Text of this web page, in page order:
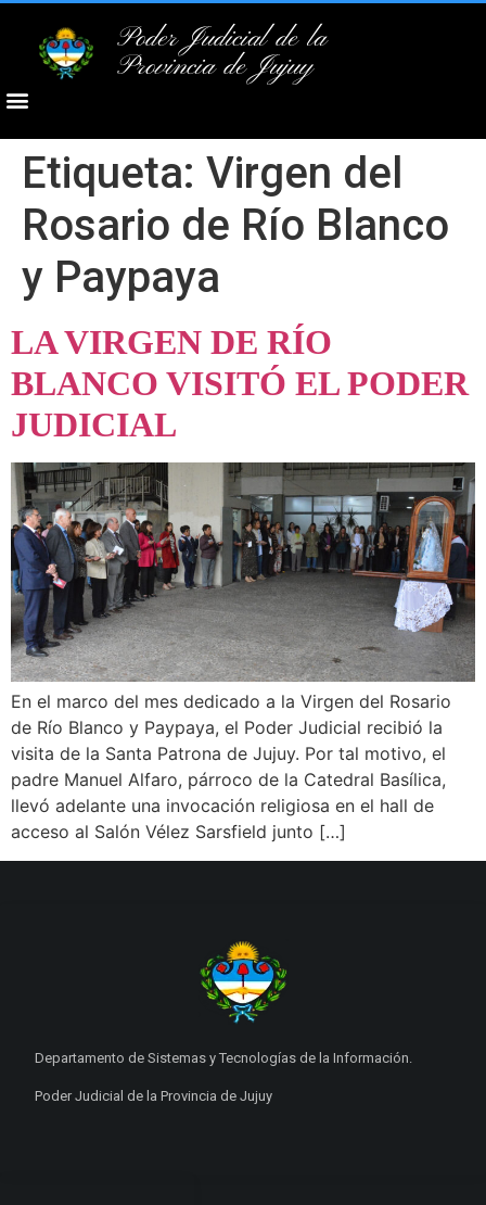
Poder Judicial de la
Provincia de Jujuy
Etiqueta: Virgen del
Rosario de Río Blanco
y Paypaya
LA VIRGEN DE RÍO
BLANCO VISITÓ EL PODER
JUDICIAL
En el marco del mes dedicado a la Virgen del Rosario
de Río Blanco y Paypaya, el Poder Judicial recibió la
visita de la Santa Patrona de Jujuy. Por tal motivo, el
padre Manuel Alfaro, párroco de la Catedral Basílica,
llevó adelante una invocación religiosa en el hall de
acceso al Salón Vélez Sarsfield junto […]
Departamento de Sistemas y Tecnologías de la Información.
Poder Judicial de la Provincia de Jujuy